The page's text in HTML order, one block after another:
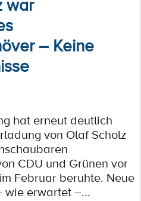
– Keine
hat erneut deutlich
von Olaf Scholz
CDU und Grünen vor
Februar beruhte. Neue
wie erwartet –...